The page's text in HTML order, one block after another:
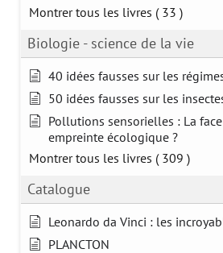
Montrer tous les livres ( 33 )
Biologie - science de la vie
40 idées fausses sur les
50 idées fausses sur les
Pollutions sensorielles : La
empreinte écologique ?
Montrer tous les livres ( 309 )
Catalogue
Leonardo da Vinci : les
PLANCTON